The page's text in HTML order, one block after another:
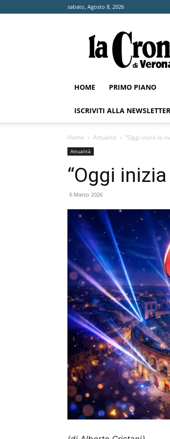
sabato, Agosto 8, 2026
di
HOME PRIMO PIANO
ISCRIVITI ALLA NEWSLETTER
Home Attualità “Oggi inizia la
Attualità
“Oggi
6 Marzo 2026